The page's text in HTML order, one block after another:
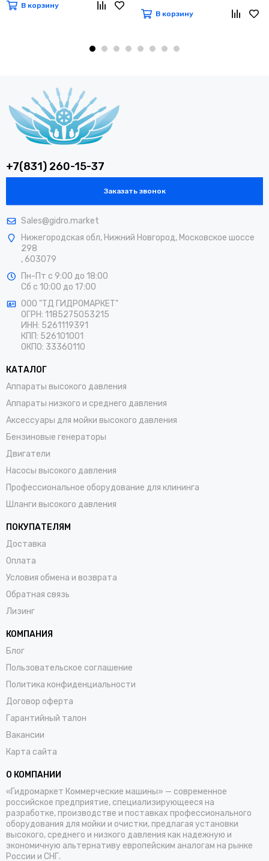
В корзину
В корзину
+7(831) 260-15-37
Заказать звонок
Sales@gidro.market
Нижегородская обл, Нижний Новгород, Московское шоссе
298
, 603079
Пн-Пт с 9:00 до 18:00
Сб с 10:00 до 17:00
ООО "ТД ГИДРОМАРКЕТ"
ОГРН: 1185275053215
ИНН: 5261119391
КПП: 526101001
ОКПО: 33360110
КАТАЛОГ
Аппараты высокого давления
Аппараты низкого и среднего давления
Аксессуары для мойки высокого давления
Бензиновые генераторы
Двигатели
Насосы высокого давления
Профессиональное оборудование для клининга
Шланги высокого давления
ПОКУПАТЕЛЯМ
Доставка
Оплата
Условия обмена и возврата
Обратная связь
Лизинг
КОМПАНИЯ
Блог
Пользовательское соглашение
Политика конфиденциальности
Договор оферта
Гарантийный талон
Вакансии
Карта сайта
О КОМПАНИИ
«Гидромаркет Коммерческие машины» — современное
российское предприятие, специализирующееся на
разработке, производстве и поставках профессионального
оборудования для мойки и очистки, предлагая установки
высокого, среднего и низкого давления как надежную и
экономичную альтернативу европейским аналогам на рынке
России и СНГ.